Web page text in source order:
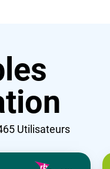
Utilisateurs